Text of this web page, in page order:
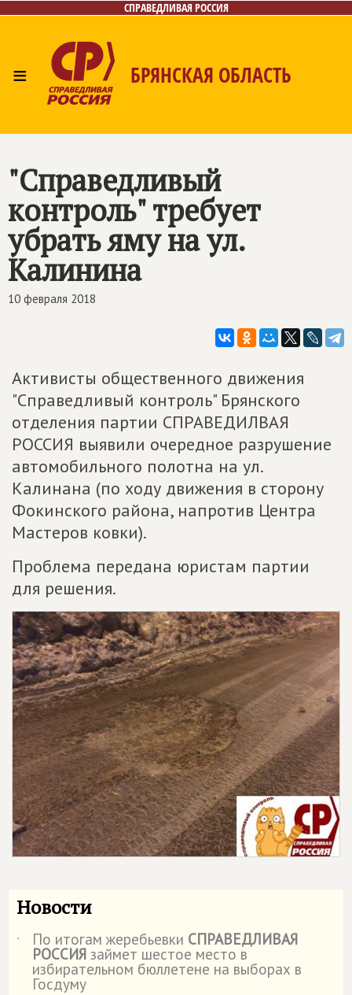
СПРАВЕДЛИВАЯ РОССИЯ
≡ БРЯНСКАЯ ОБЛАСТЬ
"Справедливый
контроль" требует
убрать яму на ул.
Калинина
10 февраля 2018
Активисты общественного движения
"Справедливый контроль" Брянского
отделения партии СПРАВЕДИЛВАЯ
РОССИЯ выявили очередное разрушение
автомобильного полотна на ул.
Калинана (по ходу движения в сторону
Фокинского района, напротив Центра
Мастеров ковки).
Проблема передана юристам партии
для решения.
Новости
˙ По итогам жеребьевки СПРАВЕДЛИВАЯ
РОССИЯ займет шестое место в
избирательном бюллетене на выборах в
Госдуму